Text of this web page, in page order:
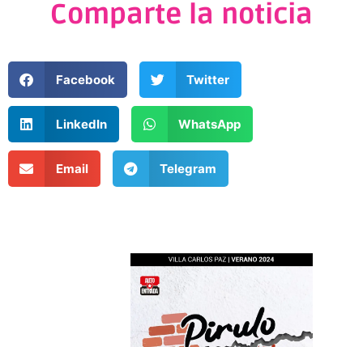
Comparte la noticia
Facebook Twitter
LinkedIn WhatsApp
Email Telegram